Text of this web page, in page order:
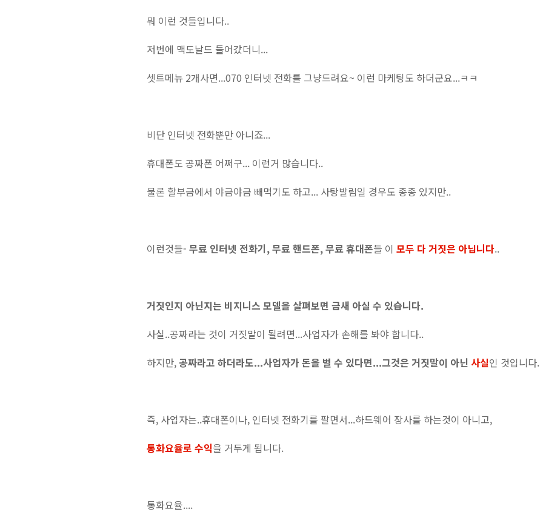
뭐 이런 것들입니다..
저번에 맥도날드 들어갔더니...
셋트메뉴 2개사면...070 인터넷 전화를 그냥드려요~ 이런 마케팅도 하더군요...ㅋㅋ
비단 인터넷 전화뿐만 아니죠...
휴대폰도 공짜폰 어쩌구... 이런거 많습니다..
물론 할부금에서 야금야금 빼먹기도 하고... 사탕발림일 경우도 종종 있지만..
이런것들- 무료 인터넷 전화기, 무료 핸드폰, 무료 휴대폰들 이 모두 다 거짓은 아닙니다..
거짓인지 아닌지는 비지니스 모델을 살펴보면 금새 아실 수 있습니다.
사실..공짜라는 것이 거짓말이 될려면...사업자가 손해를 봐야 합니다..
하지만, 공짜라고 하더라도...사업자가 돈을 벌 수 있다면...그것은 거짓말이 아닌 사실인 것입니다.
즉, 사업자는..휴대폰이나, 인터넷 전화기를 팔면서...하드웨어 장사를 하는것이 아니고,
통화요율로 수익을 거두게 됩니다.
통화요율....